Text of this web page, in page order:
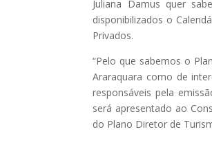
Juliana Damus quer
disponibilizados o
Privados.
“Pelo que sabemos o
Araraquara como de
responsáveis pela
será apresentado ao
do Plano Diretor de